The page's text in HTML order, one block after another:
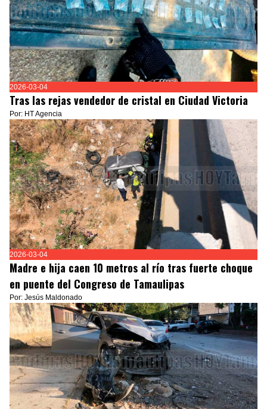
2026-03-04
Tras las rejas vendedor de cristal en Ciudad Victoria
Por: HT Agencia
2026-03-04
Madre e hija caen 10 metros al río tras fuerte choque
en puente del Congreso de Tamaulipas
Por: Jesús Maldonado